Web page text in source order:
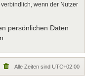
wenn der Nutzer
persönlichen Daten
Alle Zeiten sind UTC+02:00